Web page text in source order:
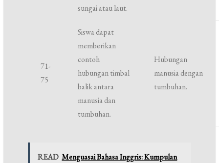
sungai atau laut.
71-
75
Siswa dapat
memberikan
contoh
hubungan timbal
balik antara
manusia dan
tumbuhan.
Hubungan
manusia dengan
tumbuhan.
READ Menguasai Bahasa Inggris: Kumpulan